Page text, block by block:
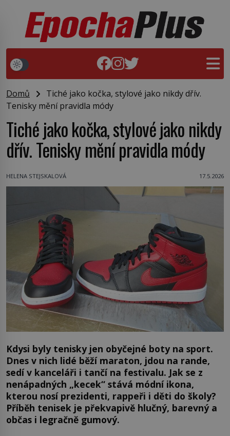
Domů
Tiché jako kočka, stylové jako nikdy dřív.
Tenisky mění pravidla módy
Tiché jako kočka, stylové jako nikdy
dřív. Tenisky mění pravidla módy
HELENA STEJSKALOVÁ 17.5.2026
Kdysi byly tenisky jen obyčejné boty na sport.
Dnes v nich lidé běží maraton, jdou na rande,
sedí v kanceláři i tančí na festivalu. Jak se z
nenápadných „kecek“ stává módní ikona,
kterou nosí prezidenti, rappeři i děti do školy?
Příběh tenisek je překvapivě hlučný, barevný a
občas i legračně gumový.